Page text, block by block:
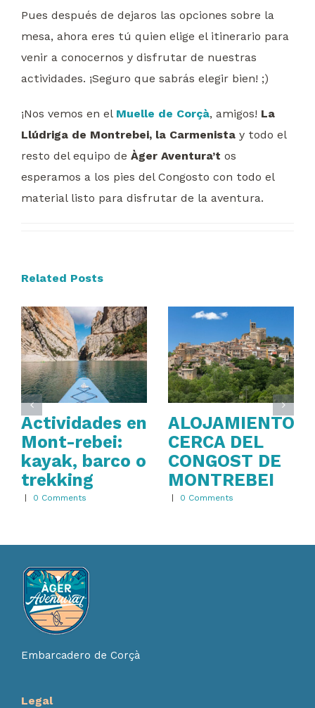
Pues después de dejaros las opciones sobre la
mesa, ahora eres tú quien elige el itinerario para
venir a conocernos y disfrutar de nuestras
actividades. ¡Seguro que sabrás elegir bien! ;)
¡Nos vemos en el Muelle de Corçà, amigos! La
Llúdriga de Montrebei, la Carmenista y todo el
resto del equipo de Àger Aventura’t os
esperamos a los pies del Congosto con todo el
material listo para disfrutar de la aventura.
Related Posts
Actividades en
Mont-rebei:
kayak, barco o
trekking
0 Comments
ALOJAMIENTO
CERCA DEL
CONGOST DE
MONTREBEI
0 Comments
Embarcadero de Corçà
Legal